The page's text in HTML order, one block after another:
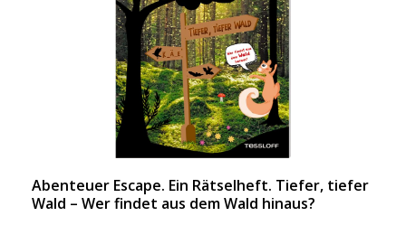
Abenteuer Escape. Ein Rätselheft. Tiefer, tiefer
Wald – Wer findet aus dem Wald hinaus?